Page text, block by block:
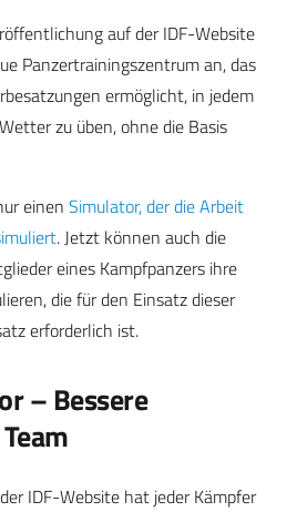
auf der IDF-Website
Panzertrainingszentrum an, das
ermöglicht, in jedem
zu üben, ohne die Basis
einen Simulator, der die Arbeit
. Jetzt können auch die
eines Kampfpanzers ihre
die für den Einsatz dieser
erforderlich ist.
– Bessere
IDF-Website hat jeder Kämpfer